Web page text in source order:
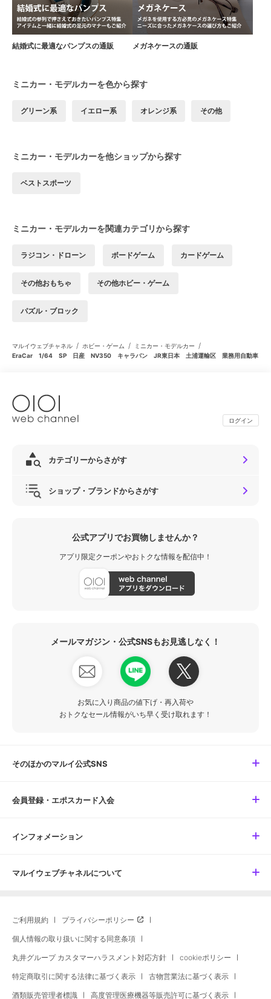
結婚式に最適なパンプスの通販 メガネケースの通販
ミニカー・モデルカーを色から探す
グリーン系 イエロー系 オレンジ系 その他
ミニカー・モデルカーを他ショップから探す
ベストスポーツ
ミニカー・モデルカーを関連カテゴリから探す
ラジコン・ドローン ボードゲーム カードゲーム
その他おもちゃ その他ホビー・ゲーム
パズル・ブロック
マルイウェブチャネル / ホビー・ゲーム / ミニカー・モデルカー /
EraCar 1/64 SP 日産 NV350 キャラバン JR東日本 土浦運輸区 業務用自動車
ログイン
カテゴリーからさがす
ショップ・ブランドからさがす
公式アプリでお買物しませんか？
アプリ限定クーポンやおトクな情報を配信中！
メールマガジン・公式SNSもお見逃しなく！
お気に入り商品の値下げ・再入荷や
おトクなセール情報がいち早く受け取れます！
そのほかのマルイ公式SNS
会員登録・エポスカード入会
インフォメーション
マルイウェブチャネルについて
ご利用規約 プライバシーポリシー
個人情報の取り扱いに関する同意条項
丸井グループ カスタマーハラスメント対応方針 cookieポリシー
特定商取引に関する法律に基づく表示 古物営業法に基づく表示
酒類販売管理者標識 高度管理医療機器等販売許可に基づく表示